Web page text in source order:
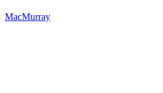
MacMurray